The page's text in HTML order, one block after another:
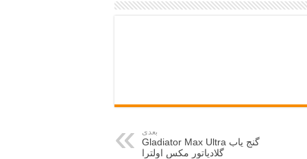
بعدی
گنج یاب Gladiator Max Ultra
گلادیاتور مکس اولترا